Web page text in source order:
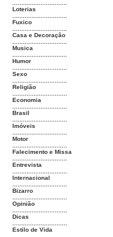
Loterias
Fuxico
Casa e Decoração
Musica
Humor
Sexo
Religião
Economia
Brasil
Imóveis
Motor
Falecimento e Missa
Entrevista
Internacional
Bizarro
Opinião
Dicas
Estilo de Vida